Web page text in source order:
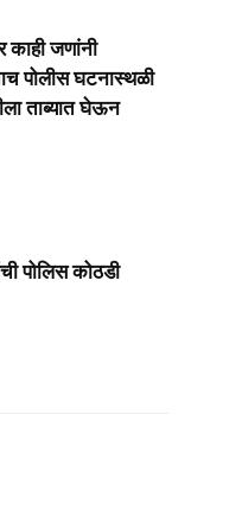
काही जणांनी
पोलीस घटनास्थळी
ताब्यात घेऊन
पोलिस कोठडी